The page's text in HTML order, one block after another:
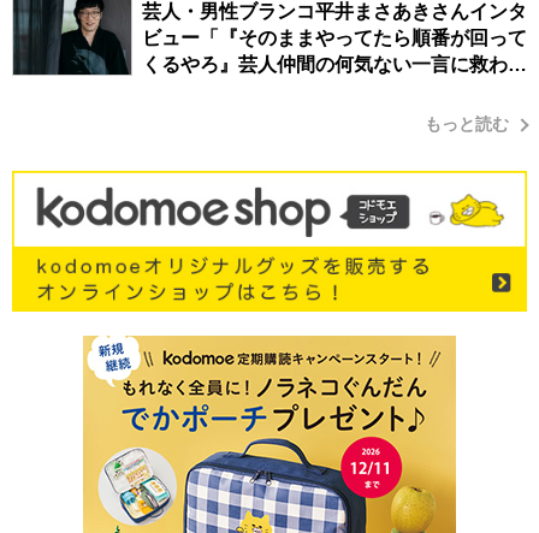
芸人・男性ブランコ平井まさあきさんインタ
ビュー「『そのままやってたら順番が回って
くるやろ』芸人仲間の何気ない一言に救われ
もっと読む